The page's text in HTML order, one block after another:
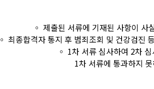
◦ 제출된 서류에 기재된 사항이 사
◦ 최종합격자 통지 후 범죄조회 및 건강검진
◦ 1차 서류 심사하여 2차
1차 서류에 통과하지